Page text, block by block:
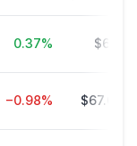
0.37% $6.13 B
−0.98% $67.03 M